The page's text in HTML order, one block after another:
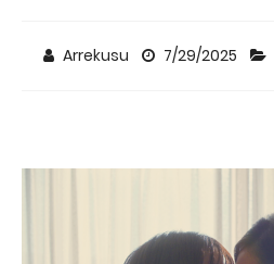
Arrekusu 7/29/2025